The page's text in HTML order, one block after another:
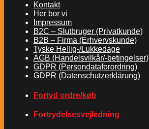
Kontakt
Her bor vi
Impressum
B2C – Slutbruger (Privatkunde)
B2B – Firma (Erhvervskunde)
Tyske Hellig-/Lukkedage
AGB (Handelsvilkår/-betingelser)
GDPR (Persondataforordring)
GDPR (Datenschutzerklärung)
Fortyd ordre/køb
Fortrydelsesvejledning